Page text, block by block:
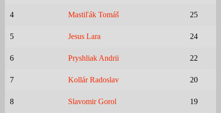
4 Mastiľák Tomáš 25
5 Jesus Lara 24
6 Pryshliak Andrii 22
7 Kollár Radoslav 20
8 Slavomir Gorol 19